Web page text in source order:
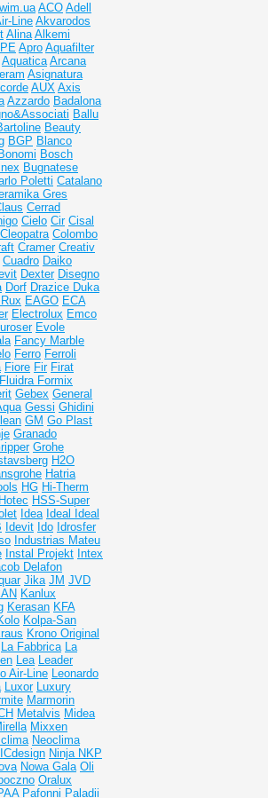
ACO Adell
Line Akvarodos
Alina Alkemi
Apro Aquafilter
Aquatica Arcana
Asignatura
AUX Axis
Azzardo Badalona
Ballu
Beauty
BGP Blanco
Bonomi Bosch
Bugnatese
Poletti Catalano
Gres
Cerrad
Cielo Cir Cisal
Cleopatra Colombo
Cramer Creativ
Cuadro Daiko
Dexter Disegno
Dorf Drazice Duka
EAGO ECA
Electrolux Emco
Evole
Fancy Marble
Ferro Ferroli
Fiore Fir Firat
Fluidra Formix
Gebex General
Gessi Ghidini
GM Go Plast
Granado
Grohe
H2O
Hatria
HG Hi-Therm
Hotec HSS-Super
Idea Ideal
Ideal
Idevit Ido Idrosfer
Industrias Mateu
Instal Projekt Intex
Delafon
Jika JM JVD
Kanlux
Kerasan KFA
Kolpa-San
Krono Original
La Fabbrica La
Lea Leader
Air-Line Leonardo
Luxor Luxury
Marmorin
Metalvis Midea
Mixxen
clima Neoclima
Ninja NKP
Nowa Gala Oli
Oralux
Pafonni Paladii